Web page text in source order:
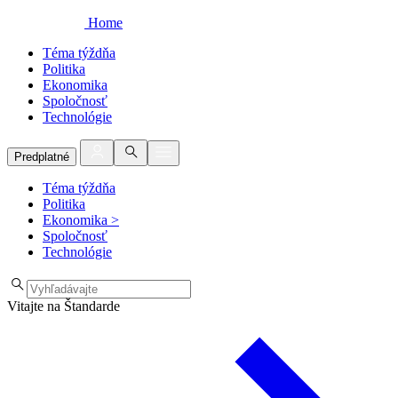
Home
Téma týždňa
Politika
Ekonomika
Spoločnosť
Technológie
Predplatné
Téma týždňa
Politika
Ekonomika >
Spoločnosť
Technológie
Vitajte na Štandarde